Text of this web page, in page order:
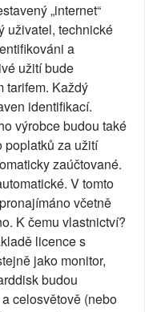
„internet“
uživatel, technické
a
užití bude
tarifem. Každý
identifikací.
výrobce budou také
poplatků za užití
zaúčtované.
V tomto
včetně
K čemu vlastnictví?
licence s
jako monitor,
budou
celosvětově (nebo